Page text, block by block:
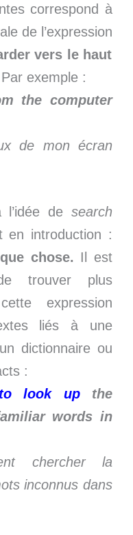
correspond à
de l’expression
vers le haut
exemple :
the computer
de mon écran
de search
en introduction :
chose. Il est
trouver plus
expression
liés à une
dictionnaire ou
:
to look up the
words in
chercher la
inconnus dans